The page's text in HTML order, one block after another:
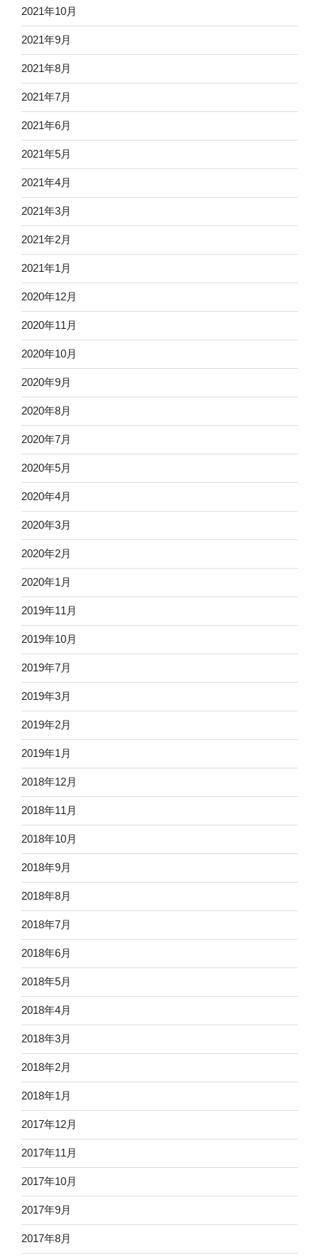
2021年10月
2021年9月
2021年8月
2021年7月
2021年6月
2021年5月
2021年4月
2021年3月
2021年2月
2021年1月
2020年12月
2020年11月
2020年10月
2020年9月
2020年8月
2020年7月
2020年5月
2020年4月
2020年3月
2020年2月
2020年1月
2019年11月
2019年10月
2019年7月
2019年3月
2019年2月
2019年1月
2018年12月
2018年11月
2018年10月
2018年9月
2018年8月
2018年7月
2018年6月
2018年5月
2018年4月
2018年3月
2018年2月
2018年1月
2017年12月
2017年11月
2017年10月
2017年9月
2017年8月